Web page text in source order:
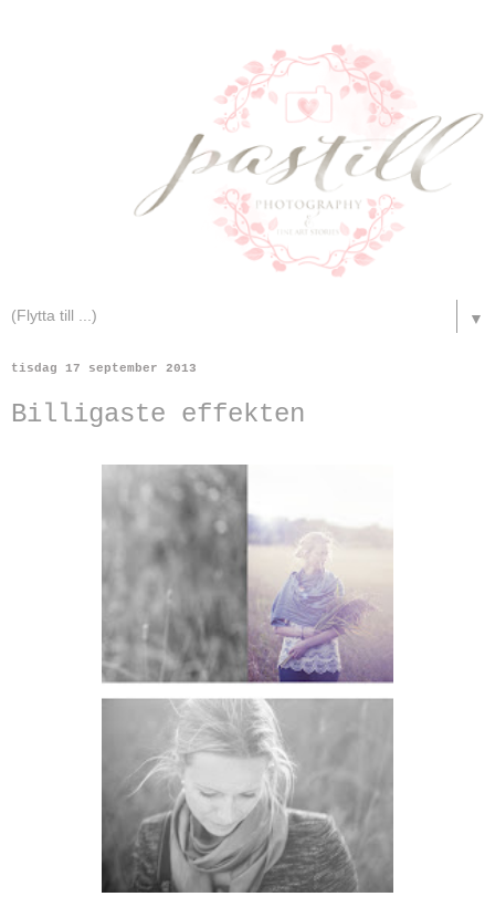
▼
tisdag 17 september 2013
Billigaste effekten